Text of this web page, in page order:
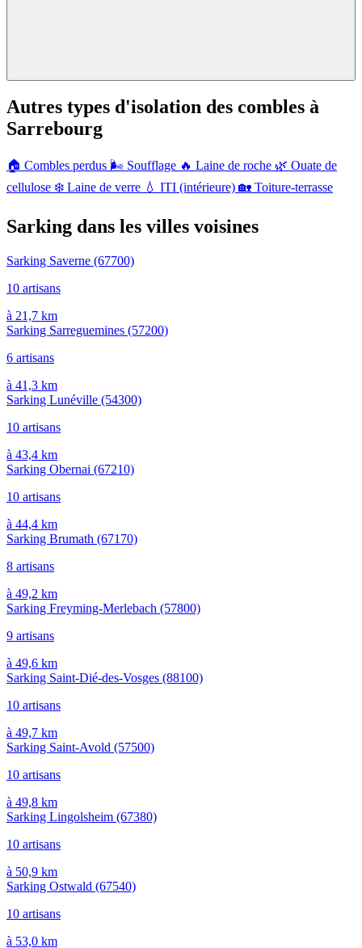
Autres types d'isolation des combles à
Sarrebourg
🏠 Combles perdus 🌬️ Soufflage 🔥 Laine de roche 🌿 Ouate de
cellulose ❄️ Laine de verre 💧 ITI (intérieure) 🏡 Toiture-terrasse
Sarking dans les villes voisines
Sarking Saverne (67700)
10 artisans
à 21,7 km
Sarking Sarreguemines (57200)
6 artisans
à 41,3 km
Sarking Lunéville (54300)
10 artisans
à 43,4 km
Sarking Obernai (67210)
10 artisans
à 44,4 km
Sarking Brumath (67170)
8 artisans
à 49,2 km
Sarking Freyming-Merlebach (57800)
9 artisans
à 49,6 km
Sarking Saint-Dié-des-Vosges (88100)
10 artisans
à 49,7 km
Sarking Saint-Avold (57500)
10 artisans
à 49,8 km
Sarking Lingolsheim (67380)
10 artisans
à 50,9 km
Sarking Ostwald (67540)
10 artisans
à 53,0 km